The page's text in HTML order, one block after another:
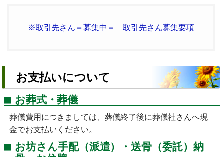
※取引先さん＝募集中＝ 取引先さん募集要項
お支払いについて
お葬式・葬儀
葬儀費用につきましては、葬儀終了後に葬儀社さんへ現
金でお支払いください。
お坊さん手配（派遣）・送骨（委託）納